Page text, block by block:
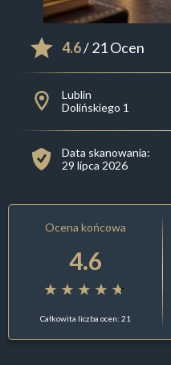
4.6/ 21 Ocen
Lublin
Dolińskiego 1
Data skanowania:
29 lipca 2026
Ocena końcowa
4.6
Całkowita liczba ocen: 21